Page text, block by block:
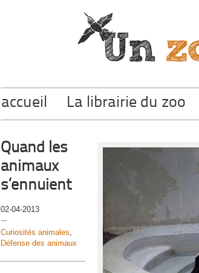
accueil La librairie du zoo
Quand les
animaux
s’ennuient
02-04-2013
Curiosités animales,
Défense des animaux